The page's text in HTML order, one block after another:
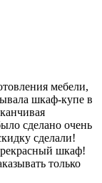
мебели,
шкаф-купе в
сделано очень
сделали!
шкаф!
только